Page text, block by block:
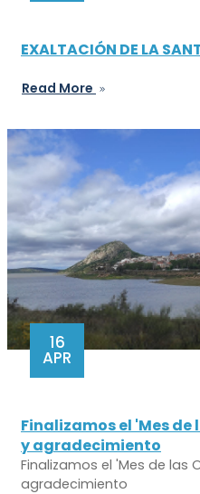
EXALTACIÓN DE LA
Read More
16
APR
Finalizamos el 'Mes
y agradecimiento
Finalizamos el 'Mes de las
agradecimiento